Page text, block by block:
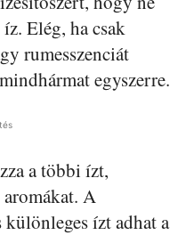
Elég, ha csak
rumesszenciát
egyszerre.
a többi ízt,
A
ízt adhat a